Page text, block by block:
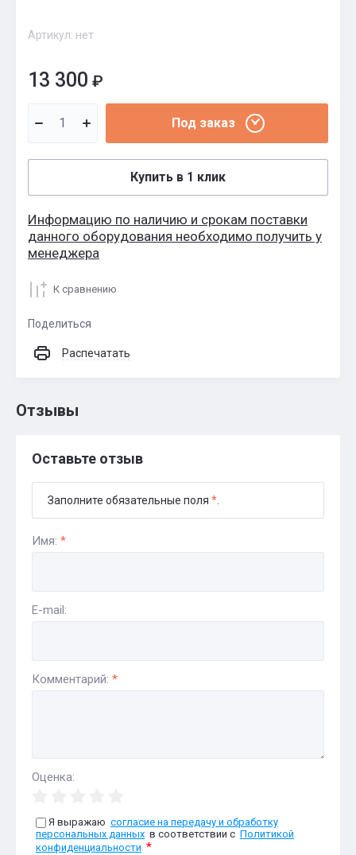
Артикул: нет
13 300 ₽
Под заказ
Купить в 1 клик
Информацию по наличию и срокам поставки
данного оборудования необходимо получить у
менеджера
К сравнению
Поделиться
Распечатать
Отзывы
Оставьте отзыв
Заполните обязательные поля *
Имя: *
E-mail:
Комментарий: *
Оценка:
Я выражаю согласие на передачу и обработку
персональных данных в соответствии с Политикой
конфиденциальности *